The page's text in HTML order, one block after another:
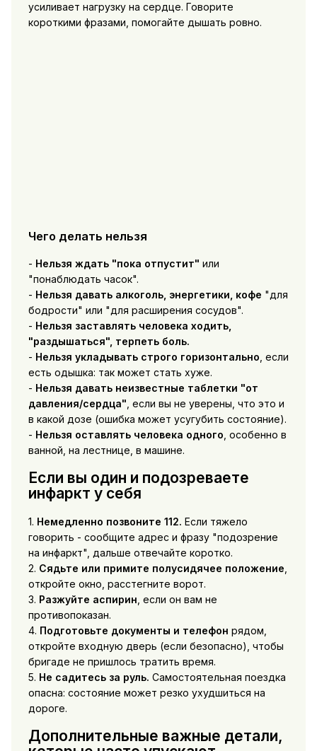
усиливает нагрузку на сердце. Говорите
короткими фразами, помогайте дышать ровно.
Чего делать нельзя
- Нельзя ждать "пока отпустит" или
"понаблюдать часок".
- Нельзя давать алкоголь, энергетики, кофе "для
бодрости" или "для расширения сосудов".
- Нельзя заставлять человека ходить,
"раздышаться", терпеть боль.
- Нельзя укладывать строго горизонтально , если
есть одышка: так может стать хуже.
- Нельзя давать неизвестные таблетки "от
давления/сердца" , если вы не уверены, что это и
в какой дозе (ошибка может усугубить состояние).
- Нельзя оставлять человека одного , особенно в
ванной, на лестнице, в машине.
Если вы один и подозреваете
инфаркт у себя
1. Немедленно позвоните 112. Если тяжело
говорить - сообщите адрес и фразу "подозрение
на инфаркт", дальше отвечайте коротко.
2. Сядьте или примите полусидячее положение
откройте окно, расстегните ворот.
3. Разжуйте аспирин , если он вам не
противопоказан.
4. Подготовьте документы и телефон рядом,
откройте входную дверь (если безопасно), чтобы
бригаде не пришлось тратить время.
5. Не садитесь за руль. Самостоятельная поездка
опасна: состояние может резко ухудшиться на
дороге.
Дополнительные важные детали,